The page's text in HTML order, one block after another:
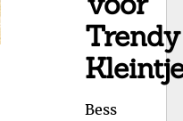
Trendy
Bess